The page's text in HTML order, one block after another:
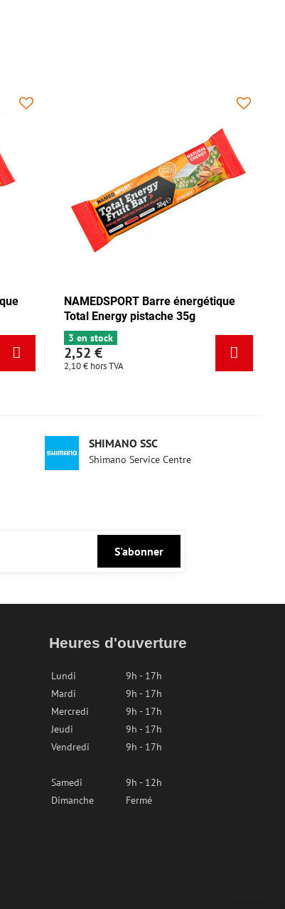
NAMEDSPORT Barre énergétique
Total Energy mix Tango 35g
5 en stock
2,52 €
3 en stock
2,52 €
SHIMANO SSC
Shimano Service Centre
S'abonner
Heures d'ouverture
Lundi
9h - 17h
Mardi
9h - 17h
Mercredi
9h - 17h
Jeudi
9h - 17h
Vendredi
9h - 17h
Samedi
9h - 12h
Dimanche
Fermé